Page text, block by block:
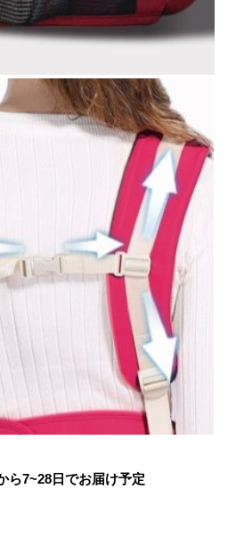
ら7~28日でお届け予定